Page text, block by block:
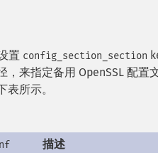
置 config_section_section
，来指定备用 OpenSSL 配置
表所示。
描述